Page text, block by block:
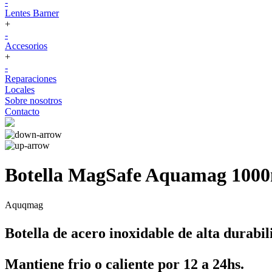
-
Lentes Barner
+
-
Accesorios
+
-
Reparaciones
Locales
Sobre nosotros
Contacto
Botella MagSafe Aquamag
Aquqmag
Botella de acero inoxidable de alta
Mantiene frio o caliente por 12 a 24hs.